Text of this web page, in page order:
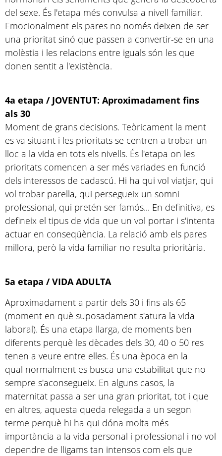
del sexe. És l'etapa més convulsa a nivell familiar.
Emocionalment els pares no només deixen de ser
una prioritat sinó que passen a convertir-se en una
molèstia i les relacions entre iguals són les que
donen sentit a l'existència.
4a etapa / JOVENTUT: Aproximadament fins
als 30
Moment de grans decisions. Teòricament la ment
es va situant i les prioritats se centren a trobar un
lloc a la vida en tots els nivells. És l'etapa on les
prioritats comencen a ser més variades en funció
dels interessos de cadascú. Hi ha qui vol viatjar, qui
vol trobar parella, qui persegueix un somni
professional, qui pretén ser famós... En definitiva, es
defineix el tipus de vida que un vol portar i s'intenta
actuar en conseqüència. La relació amb els pares
millora, però la vida familiar no resulta prioritària.
5a etapa / VIDA ADULTA
Aproximadament a partir dels 30 i fins als 65
(moment en què suposadament s'atura la vida
laboral). És una etapa llarga, de moments ben
diferents perquè les dècades dels 30, 40 o 50 res
tenen a veure entre elles. És una època en la
qual normalment es busca una estabilitat que no
sempre s'aconsegueix. En alguns casos, la
maternitat passa a ser una gran prioritat, tot i que
en altres, aquesta queda relegada a un segon
terme perquè hi ha qui dóna molta més
importància a la vida personal i professional i no vol
dependre de lligams tan intensos com els que